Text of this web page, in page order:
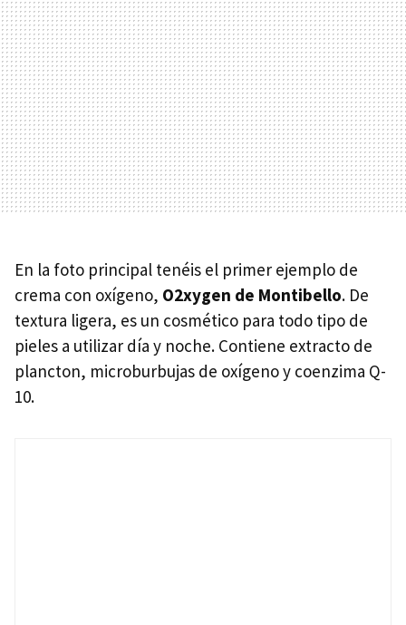
En la foto principal tenéis el primer ejemplo de
crema con oxígeno, O2xygen de Montibello. De
textura ligera, es un cosmético para todo tipo de
pieles a utilizar día y noche. Contiene extracto de
plancton, microburbujas de oxígeno y coenzima Q-
10.